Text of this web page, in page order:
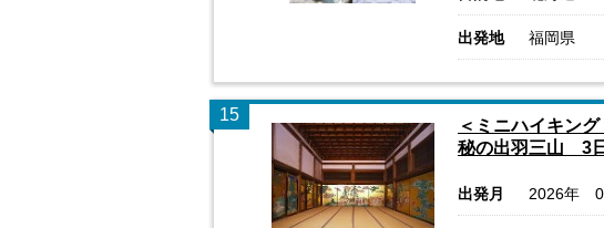
出発地 福岡県
15
＜ミニハイキン
秘の出羽三山 3
出発月 2026年